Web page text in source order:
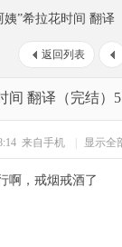
姨”希拉花时间 翻译
返回列表
间 翻译（完结）
来自手机 显示全
啊，戒烟戒酒了